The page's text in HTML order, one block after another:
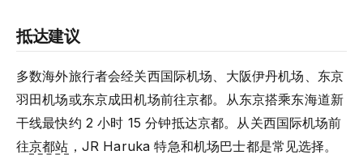
抵达建议
多数海外旅行者会经关西国际机场、大阪伊丹机场、东京
羽田机场或东京成田机场前往京都。从东京搭乘东海道新
干线最快约 2 小时 15 分钟抵达京都。从关西国际机场前
往京都站 ，JR Haruka 特急和机场巴士都是常见选择。